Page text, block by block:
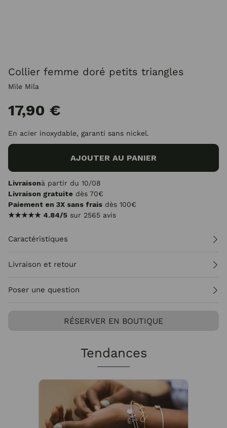
Collier femme doré petits triangles
Mile Mila
17,90 €
En acier inoxydable, garanti sans nickel.
AJOUTER AU PANIER
Livraisonà partir du 10/08
Livraison gratuite dès 70€
Paiement en 3X sans frais dès 100€
★★★★★ 4.84/5 sur 2565 avis
Caractéristiques
Livraison et retour
Poser une question
RÉSERVER EN BOUTIQUE
Tendances